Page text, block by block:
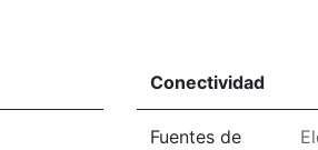
Conectividad
Fuentes de